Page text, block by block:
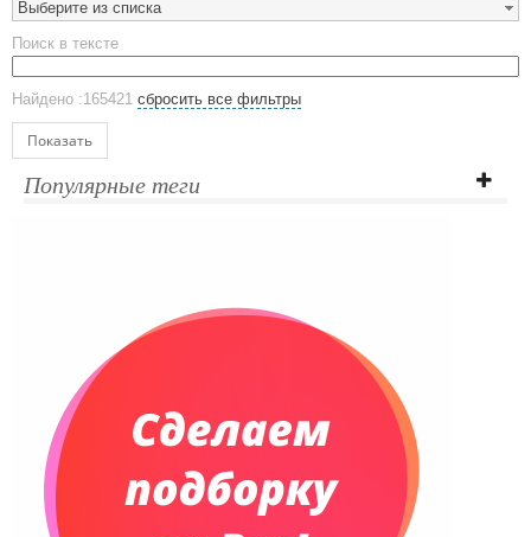
Эко кружки
ЕВРОПОСУДА
Аксессуары
Ежедневники и блокноты
Датированные ежедневники
Планинги недатированные
Телефонные книжки
Сумки и Рюкзаки
Сумки для планшетов и ноутбуков
Рюкзаки
Конференц-сумки
Выберите из списка
Поиск в тексте
Найдено :165421 сбросить все фильтры
Показать
Популярные теги